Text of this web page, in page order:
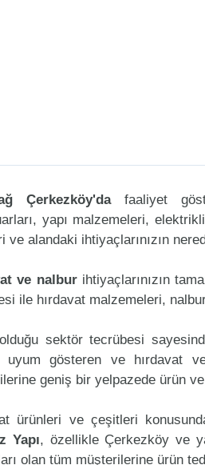
Çerkezköy'dafaaliyet
yapı malzemeleri,
ve alandaki ihtiyaçlarınızın
ve nalburihtiyaçlarınızın
ile hırdavat malzemeleri,
sektör tecrübesi
uyum gösteren ve hırdavat
geniş bir yelpazede ürün
ürünleri ve çeşitleri
Yapı, özellikle Çerkezköy ve
olan tüm müşterilerine ürün